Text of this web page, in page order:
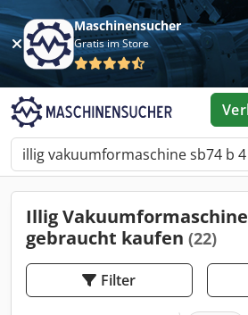
Maschinensucher
Gratis im Store
Illig Vakuumformaschine
gebraucht kaufen (22)
Filter